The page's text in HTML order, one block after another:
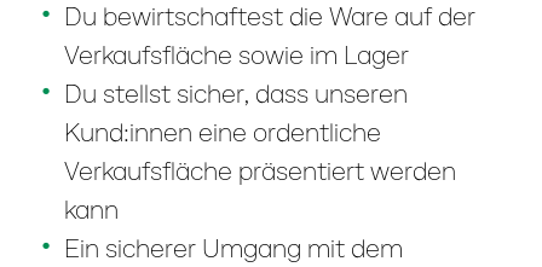
Du bewirtschaftest die Ware auf der
Verkaufsfläche sowie im Lager
Du stellst sicher, dass unseren
Kund:innen eine ordentliche
Verkaufsfläche präsentiert werden
kann
Ein sicherer Umgang mit dem